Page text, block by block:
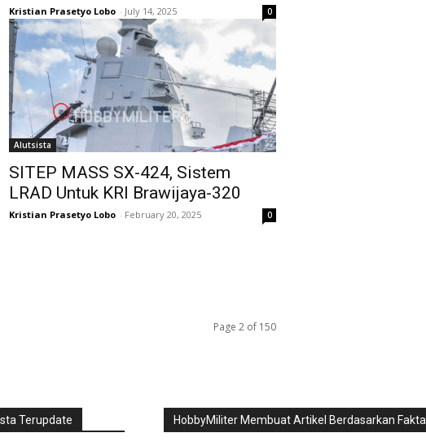
Kristian Prasetyo Lobo - July 14, 2025 0
Alutsista
SITEP MASS SX-424, Sistem
LRAD Untuk KRI Brawijaya-320
Kristian Prasetyo Lobo - February 20, 2025 0
Page 2 of 150
Terupdate HobbyMiliter Membuat Artikel Berdasarkan Fakta